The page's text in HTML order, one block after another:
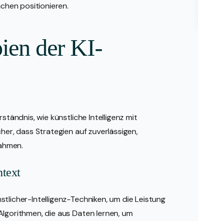
positionieren.
der KI-
wie künstliche Intelligenz mit
dass Strategien auf zuverlässigen,
Intelligenz-Techniken, um die Leistung
die aus Daten lernen, um